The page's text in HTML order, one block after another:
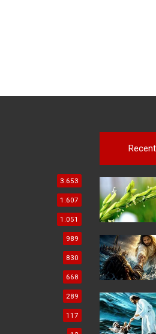
3.653
1.607
1.051
989
830
668
289
117
Recent